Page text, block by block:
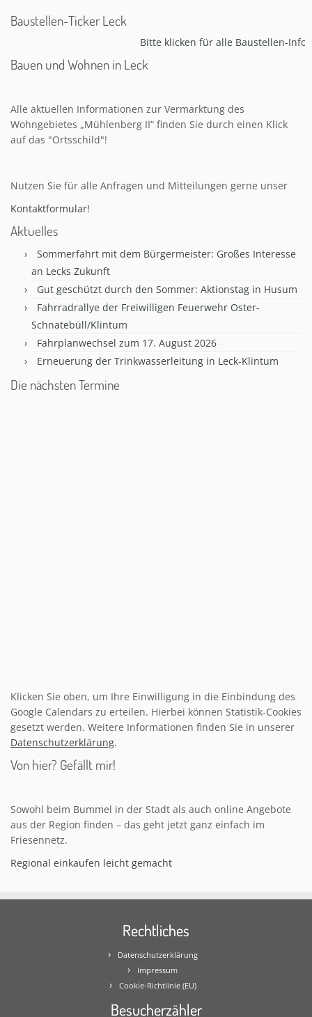
Baustellen-Ticker Leck
Bitte klicken für alle Baustellen-
Bauen und Wohnen in Leck
Alle aktuellen Informationen zur Vermarktung des
Wohngebietes „Mühlenberg II“ finden Sie durch einen Klick
auf das "Ortsschild"!
Nutzen Sie für alle Anfragen und Mitteilungen gerne unser
Kontaktformular!
Aktuelles
Sommerfahrt mit dem Bürgermeister: Großes Interesse
an Lecks Zukunft
Gut geschützt durch den Sommer: Aktionstag in Husum
Fahrradrallye der Freiwilligen Feuerwehr Oster-
Schnatebüll/Klintum
Fahrplanwechsel zum 17. August 2026
Erneuerung der Trinkwasserleitung in Leck-Klintum
Die nächsten Termine
Klicken Sie oben, um Ihre Einwilligung in die Einbindung des
Google Calendars zu erteilen. Hierbei können Statistik-Cookies
gesetzt werden. Weitere Informationen finden Sie in unserer
Datenschutzerklärung.
Von hier? Gefällt mir!
Sowohl beim Bummel in der Stadt als auch online Angebote
aus der Region finden – das geht jetzt ganz einfach im
Friesennetz.
Regional einkaufen leicht gemacht
Rechtliches
Datenschutzerklärung
Impressum
Cookie-Richtlinie (EU)
Besucherzähler